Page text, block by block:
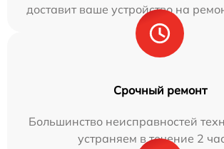
доставит ваше устройство на
Срочный ремонт
Большинство неисправностей
устраняем в течение 2